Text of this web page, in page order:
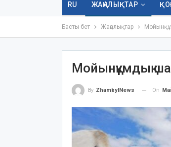
RU ЖАҢАЛЫҚТАР
Басты бет Жаңалықтар
Мойынқұмдық
By ZhambylNews On